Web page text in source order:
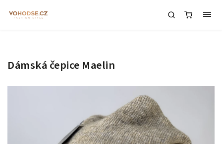
Dámská čepice Maelin